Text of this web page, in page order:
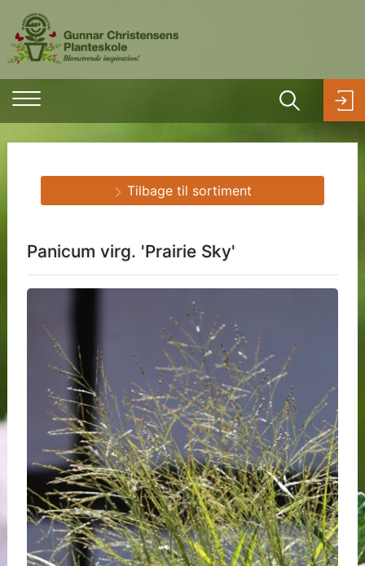
Panicum virg. 'Prairie Sky'
Tilbage til sortiment